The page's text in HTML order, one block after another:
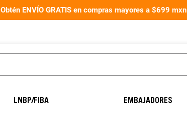
Obtén ENVÍO GRATIS en compras mayores a $699 mxn
LNBP/FIBA EMBAJADORES